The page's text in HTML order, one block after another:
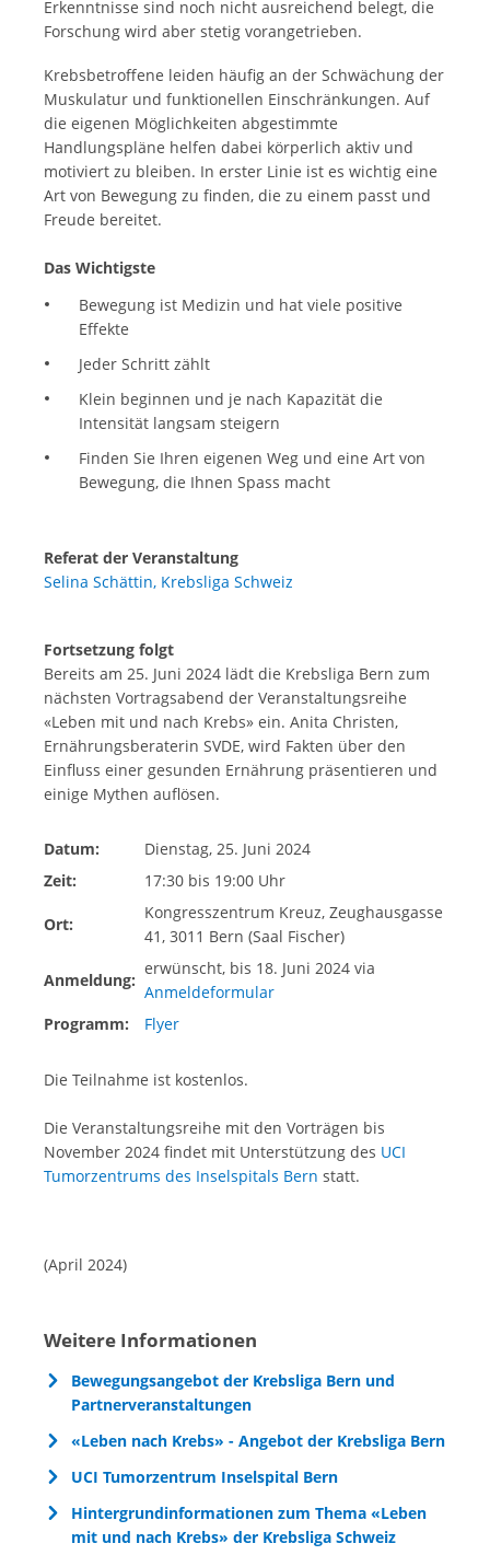
Erkenntnisse sind noch nicht ausreichend belegt, die
Forschung wird aber stetig vorangetrieben.
Krebsbetroffene leiden häufig an der Schwächung der
Muskulatur und funktionellen Einschränkungen. Auf
die eigenen Möglichkeiten abgestimmte
Handlungspläne helfen dabei körperlich aktiv und
motiviert zu bleiben. In erster Linie ist es wichtig eine
Art von Bewegung zu finden, die zu einem passt und
Freude bereitet.
Das Wichtigste
Bewegung ist Medizin und hat viele positive
Effekte
Jeder Schritt zählt
Klein beginnen und je nach Kapazität die
Intensität langsam steigern
Finden Sie Ihren eigenen Weg und eine Art von
Bewegung, die Ihnen Spass macht
Referat der Veranstaltung
Selina Schättin, Krebsliga Schweiz
Fortsetzung folgt
Bereits am 25. Juni 2024 lädt die Krebsliga Bern zum
nächsten Vortragsabend der Veranstaltungsreihe
«Leben mit und nach Krebs» ein. Anita Christen,
Ernährungsberaterin SVDE, wird Fakten über den
Einfluss einer gesunden Ernährung präsentieren und
einige Mythen auflösen.
Datum:
Dienstag, 25. Juni 2024
Zeit:
17:30 bis 19:00 Uhr
Ort:
Kongresszentrum Kreuz, Zeughausgasse
41, 3011 Bern (Saal Fischer)
Anmeldung:
erwünscht, bis 18. Juni 2024 via
Anmeldeformular
Programm:
Flyer
Die Teilnahme ist kostenlos.
Die Veranstaltungsreihe mit den Vorträgen bis
November 2024 findet mit Unterstützung des UCI
Tumorzentrums des Inselspitals Bern statt.
(April 2024)
Weitere Informationen
Bewegungsangebot der Krebsliga Bern und
Partnerveranstaltungen
«Leben nach Krebs» - Angebot der Krebsliga Bern
UCI Tumorzentrum Inselspital Bern
Hintergrundinformationen zum Thema «Leben
mit und nach Krebs» der Krebsliga Schweiz